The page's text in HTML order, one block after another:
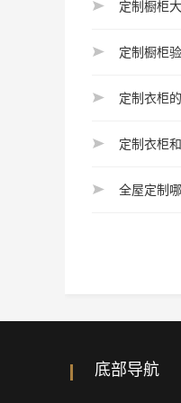
定制橱柜
定制橱柜
定制衣柜
定制衣柜
全屋定制
底部导航